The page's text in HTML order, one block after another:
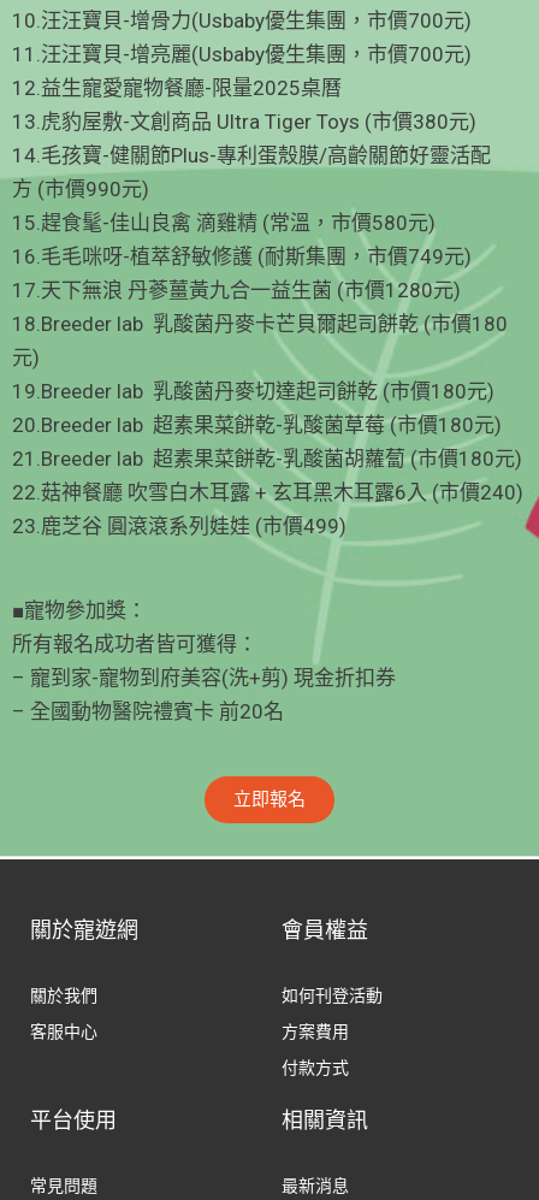
10.汪汪寶貝-增骨力(Usbaby優生集團，市價700元)
11.汪汪寶貝-增亮麗(Usbaby優生集團，市價700元)
12.益生寵愛寵物餐廳-限量2025桌曆
13.虎豹屋敷-文創商品 Ultra Tiger Toys (市價380元)
14.毛孩寶-健關節Plus-專利蛋殼膜/高齡關節好靈活配
方 (市價990元)
15.趕食髦-佳山良禽 滴雞精 (常溫，市價580元)
16.毛毛咪呀-植萃舒敏修護 (耐斯集團，市價749元)
17.天下無浪 丹蔘薑黃九合一益生菌 (市價1280元)
18.Breeder lab 乳酸菌丹麥卡芒貝爾起司餅乾 (市價180
元)
19.Breeder lab 乳酸菌丹麥切達起司餅乾 (市價180元)
20.Breeder lab 超素果菜餅乾-乳酸菌草莓 (市價180元)
21.Breeder lab 超素果菜餅乾-乳酸菌胡蘿蔔 (市價180元)
22.菇神餐廳 吹雪白木耳露 + 玄耳黑木耳露6入 (市價240)
23.鹿芝谷 圓滾滾系列娃娃 (市價499)
■寵物參加獎：
所有報名成功者皆可獲得：
– 寵到家-寵物到府美容(洗+剪) 現金折扣券
– 全國動物醫院禮賓卡 前20名
立即報名
關於寵遊網
關於我們
客服中心
會員權益
如何刊登活動
方案費用
付款方式
平台使用
常見問題
相關資訊
最新消息